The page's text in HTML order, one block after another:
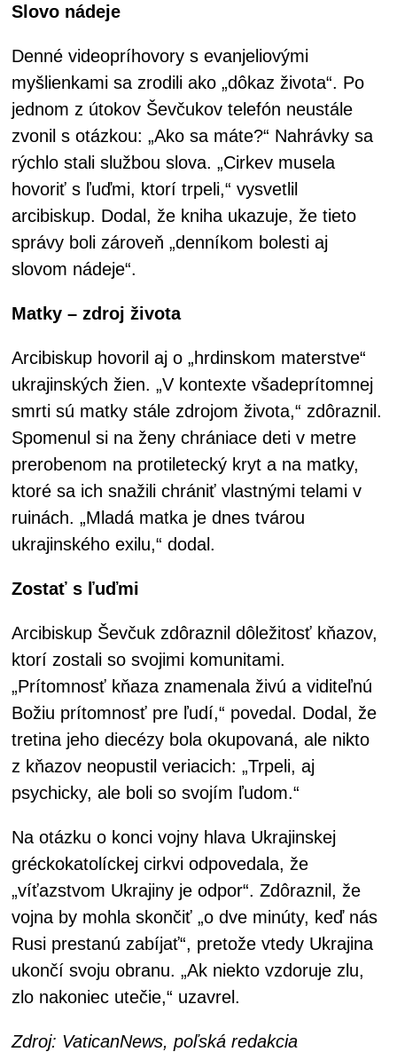
Slovo nádeje
Denné videopríhovory s evanjeliovými
myšlienkami sa zrodili ako „dôkaz života“. Po
jednom z útokov Ševčukov telefón neustále
zvonil s otázkou: „Ako sa máte?“ Nahrávky sa
rýchlo stali službou slova. „Cirkev musela
hovoriť s ľuďmi, ktorí trpeli,“ vysvetlil
arcibiskup. Dodal, že kniha ukazuje, že tieto
správy boli zároveň „denníkom bolesti aj
slovom nádeje“.
Matky – zdroj života
Arcibiskup hovoril aj o „hrdinskom materstve“
ukrajinských žien. „V kontexte všadeprítomnej
smrti sú matky stále zdrojom života,“ zdôraznil.
Spomenul si na ženy chrániace deti v metre
prerobenom na protiletecký kryt a na matky,
ktoré sa ich snažili chrániť vlastnými telami v
ruinách. „Mladá matka je dnes tvárou
ukrajinského exilu,“ dodal.
Zostať s ľuďmi
Arcibiskup Ševčuk zdôraznil dôležitosť kňazov,
ktorí zostali so svojimi komunitami.
„Prítomnosť kňaza znamenala živú a viditeľnú
Božiu prítomnosť pre ľudí,“ povedal. Dodal, že
tretina jeho diecézy bola okupovaná, ale nikto
z kňazov neopustil veriacich: „Trpeli, aj
psychicky, ale boli so svojím ľudom.“
Na otázku o konci vojny hlava Ukrajinskej
gréckokatolíckej cirkvi odpovedala, že
„víťazstvom Ukrajiny je odpor“. Zdôraznil, že
vojna by mohla skončiť „o dve minúty, keď nás
Rusi prestanú zabíjať“, pretože vtedy Ukrajina
ukončí svoju obranu. „Ak niekto vzdoruje zlu,
zlo nakoniec utečie,“ uzavrel.
Zdroj: VaticanNews, poľská redakcia